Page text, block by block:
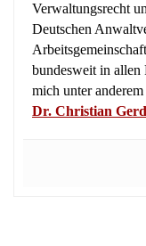
Verwaltungsrecht
Deutschen
bundesweit in allen
mich unter
Dr. Christian